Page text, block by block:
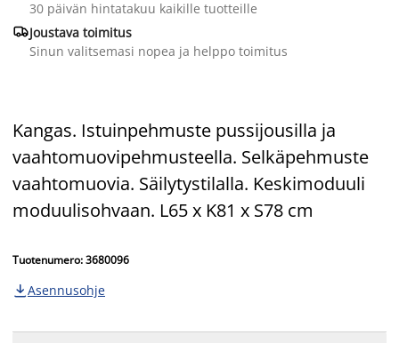
30 päivän hintatakuu kaikille tuotteille
Joustava toimitus
Sinun valitsemasi nopea ja helppo toimitus
Kangas. Istuinpehmuste pussijousilla ja
vaahtomuovipehmusteella. Selkäpehmuste
vaahtomuovia. Säilytystilalla. Keskimoduuli
moduulisohvaan. L65 x K81 x S78 cm
Tuotenumero: 3680096
 Asennusohje